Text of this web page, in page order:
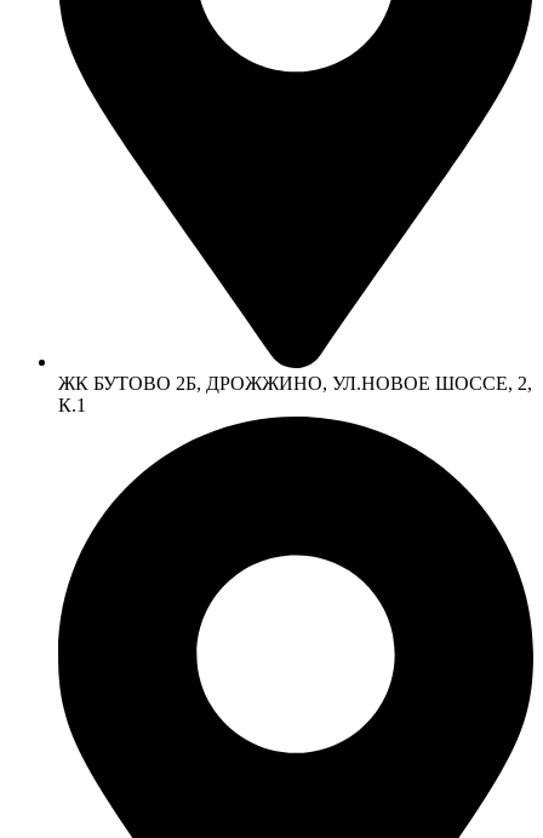
ЖК БУТОВО 2Б, ДРОЖЖИНО, УЛ.НОВОЕ ШОССЕ, 2,
К.1